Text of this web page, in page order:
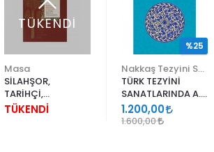
TÜKENDİ
Masa
SİLAHŞOR,
TARİHÇİ,
MATEMATİKÇİ,
TÜKENDİ
TÜRK TEZYİNİ
SANATLARINDA A.
SÜHEYL ÜNVER VE
YENİ TERKİPLERİ
1.200,00
1.600,00
%25